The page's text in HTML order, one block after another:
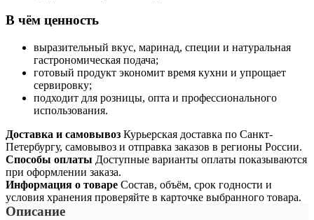
В чём ценность
выразительный вкус, маринад, специи и натуральная
гастрономическая подача;
готовый продукт экономит время кухни и упрощает
сервировку;
подходит для розницы, опта и профессионального
использования.
Доставка и самовывоз Курьерская доставка по Санкт-
Петербургу, самовывоз и отправка заказов в регионы России.
Способы оплаты Доступные варианты оплаты показываются
при оформлении заказа.
Информация о товаре Состав, объём, срок годности и
условия хранения проверяйте в карточке выбранного товара.
Описание